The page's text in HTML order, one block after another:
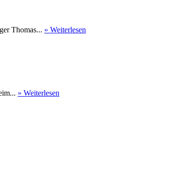
Thomas... » Weiterlesen
» Weiterlesen